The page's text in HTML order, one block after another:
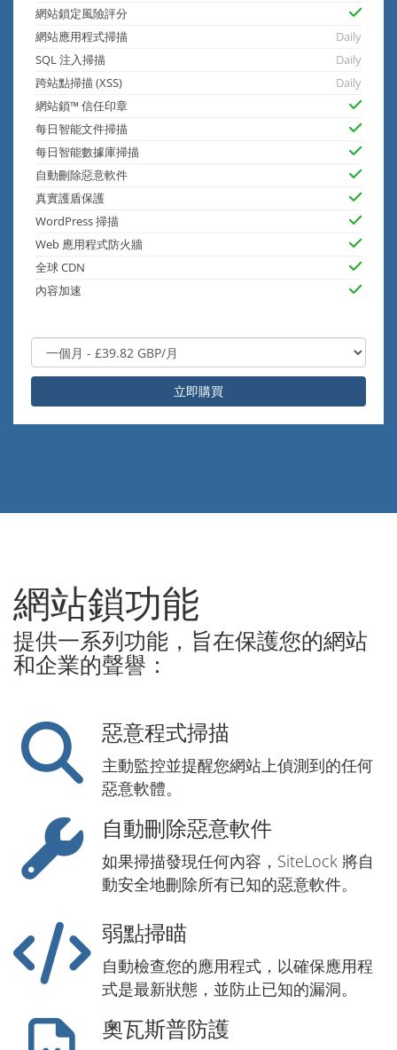
網站鎖定風險評分
網站應用程式掃描
Daily
SQL 注入掃描
Daily
跨站點掃描 (XSS)
Daily
網站鎖™ 信任印章
每日智能文件掃描
每日智能數據庫掃描
自動刪除惡意軟件
真實護盾保護
WordPress 掃描
Web 應用程式防火牆
全球 CDN
內容加速
立即購買
網站鎖功能
提供一系列功能，旨在保護您的網站
和企業的聲譽：
惡意程式掃描
主動監控並提醒您網站上偵測到的任何
惡意軟體。
自動刪除惡意軟件
如果掃描發現任何內容，SiteLock 將自
動安全地刪除所有已知的惡意軟件。
弱點掃瞄
自動檢查您的應用程式，以確保應用程
式是最新狀態，並防止已知的漏洞。
奧瓦斯普防護